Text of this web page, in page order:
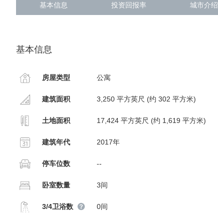
基本信息 投资回报率 城市介绍
基本信息
房屋类型 公寓
建筑面积 3,250 平方英尺 (约 302 平方米)
土地面积 17,424 平方英尺 (约 1,619 平方米)
建筑年代 2017年
停车位数 --
卧室数量 3间
3/4卫浴数 0间